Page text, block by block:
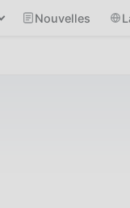
Nouvelles